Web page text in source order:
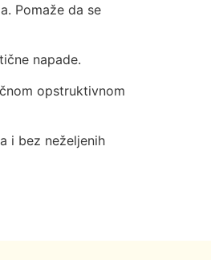
Pomaže da se
napade.
opstruktivnom
i bez neželjenih